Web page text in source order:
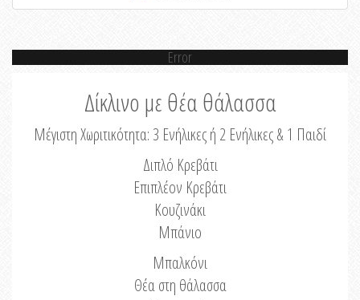
Error
Δίκλινο με θέα θάλασσα
Μέγιστη Χωριτικότητα: 3 Ενήλικες ή 2 Ενήλικες & 1 Παιδί
Διπλό Κρεβάτι
Επιπλέον Κρεβάτι
Κουζινάκι
Μπάνιο
Μπαλκόνι
Θέα στη θάλασσα